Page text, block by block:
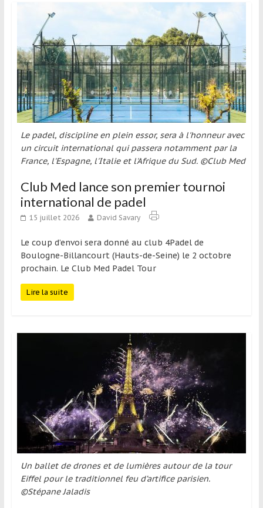
Le padel, discipline en plein essor, sera à l'honneur avec
un circuit international qui passera notamment par la
France, l'Espagne, l'Italie et l'Afrique du Sud. ©Club Med
Club Med lance son premier tournoi
international de padel
15 juillet 2026 David Savary
Le coup d’envoi sera donné au club 4Padel de
Boulogne-Billancourt (Hauts-de-Seine) le 2 octobre
prochain. Le Club Med Padel Tour
Lire la suite
Un ballet de drones et de lumières autour de la tour
Eiffel pour le traditionnel feu d’artifice parisien.
©Stépane Jaladis